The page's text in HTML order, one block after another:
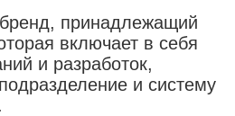
принадлежащий
включает в себя
и разработок,
и систему